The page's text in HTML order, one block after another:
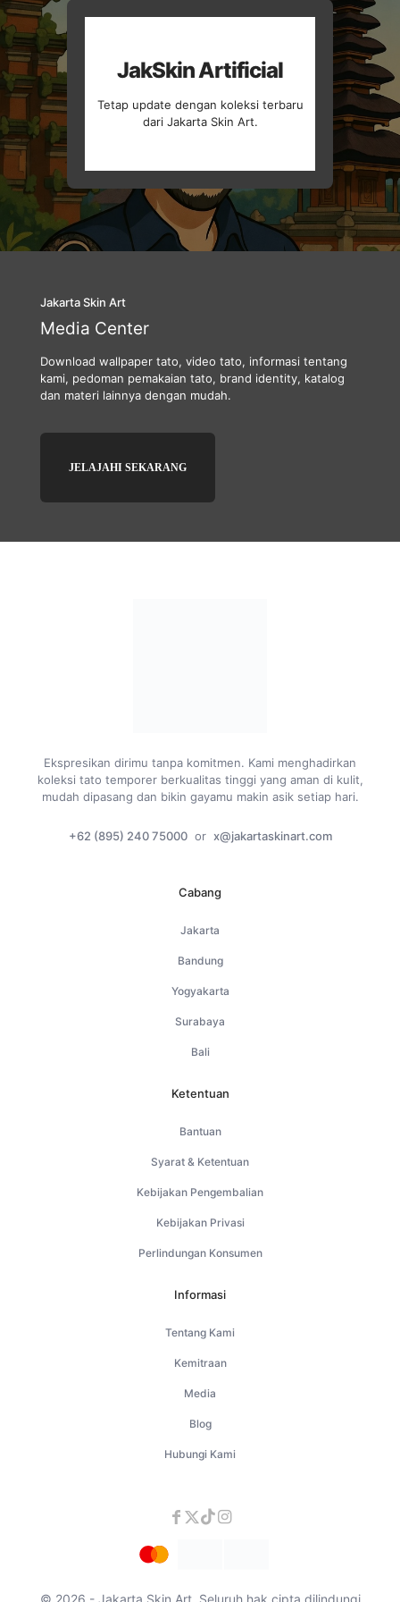
JakSkin Artificial
Tetap update dengan koleksi terbaru
dari Jakarta Skin Art.
Jakarta Skin Art
Media Center
Download wallpaper tato, video tato, informasi tentang
kami, pedoman pemakaian tato, brand identity, katalog
dan materi lainnya dengan mudah.
JELAJAHI SEKARANG
Ekspresikan dirimu tanpa komitmen. Kami menghadirkan
koleksi tato temporer berkualitas tinggi yang aman di kulit,
mudah dipasang dan bikin gayamu makin asik setiap hari.
+62 (895) 240 75000 or x@jakartaskinart.com
Cabang
Jakarta
Bandung
Yogyakarta
Surabaya
Bali
Ketentuan
Bantuan
Syarat & Ketentuan
Kebijakan Pengembalian
Kebijakan Privasi
Perlindungan Konsumen
Informasi
Tentang Kami
Kemitraan
Media
Blog
Hubungi Kami
© 2026 - Jakarta Skin Art. Seluruh hak cipta dilindungi